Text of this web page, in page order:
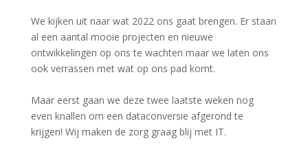
We kijken uit naar wat 2022 ons gaat brengen. Er staan
al een aantal mooie projecten en nieuwe
ontwikkelingen op ons te wachten maar we laten ons
ook verrassen met wat op ons pad komt.
Maar eerst gaan we deze twee laatste weken nog
even knallen om een dataconversie afgerond te
krijgen! Wij maken de zorg graag blij met IT.